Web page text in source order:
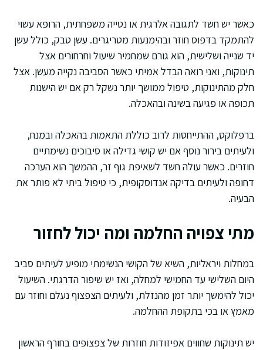
כאשר יש חשד לתגובה אלרגית או נטייה משפחתית, הרופא עשוי
להתמקד בדפוס חוזר ובהימנעות מטריגרים. עשן טבק, כולל עשן
יד שנייה ושלישית, הוא גורם שמחמיר שיעול וחרחורים אצל
תינוקות, ואני רואה הבדל אמיתי כאשר הסביבה נקייה מעשן. אצל
חלק מהתינוקות, טיפול ממושך יותר נשקל רק אם יש הישנות
תכופה או פגיעה בשינה ובהאכלה.
ברפלוקס, ההתייחסות לרוב כוללת התאמות בהאכלה ובמנח,
ולעיתים בירור נוסף אם יש קושי גדילה או סיבוכים נשימתיים
חוזרים. כאשר עולה חשד לשאיפת גוף זר, ההמשך הוא הערכה
דחופה ולעיתים בדיקה אנדוסקופית, כי טיפול ביתי לא פותר את
הבעיה.
מתי צפויה החלמה ומה יכול לחזור
במחלות ויראליות, השיא של הקושי הנשימתי מופיע לעיתים סביב
היום השלישי עד החמישי למחלה, ואז יש שיפור הדרגתי. השיעול
יכול להימשך יותר זמן מהנזלת, ולעיתים הצפצוף נעלם וחוזר עם
מאמץ או בכי בתקופת ההחלמה.
יש תינוקות שחווים אפיזודות חוזרות של צפצופים בחורף הראשון